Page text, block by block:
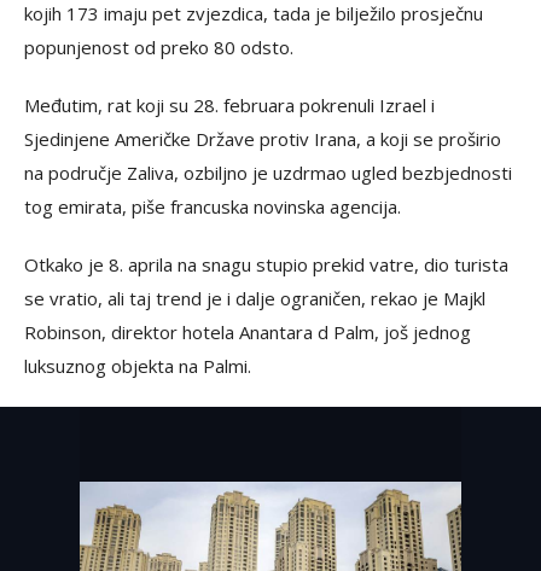
kojih 173 imaju pet zvjezdica, tada je bilježilo prosječnu
popunjenost od preko 80 odsto.
Međutim, rat koji su 28. februara pokrenuli Izrael i
Sjedinjene Američke Države protiv Irana, a koji se proširio
na područje Zaliva, ozbiljno je uzdrmao ugled bezbjednosti
tog emirata, piše francuska novinska agencija.
Otkako je 8. aprila na snagu stupio prekid vatre, dio turista
se vratio, ali taj trend je i dalje ograničen, rekao je Majkl
Robinson, direktor hotela Anantara d Palm, još jednog
luksuznog objekta na Palmi.